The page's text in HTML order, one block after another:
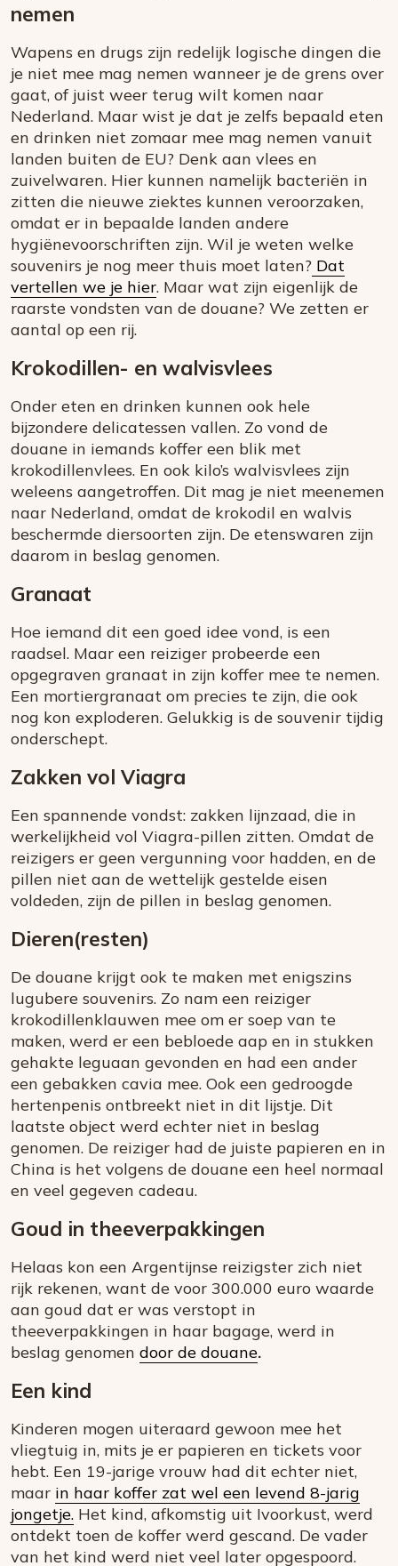
nemen
Wapens en drugs zijn redelijk logische dingen die
je niet mee mag nemen wanneer je de grens over
gaat, of juist weer terug wilt komen naar
Nederland. Maar wist je dat je zelfs bepaald eten
en drinken niet zomaar mee mag nemen vanuit
landen buiten de EU? Denk aan vlees en
zuivelwaren. Hier kunnen namelijk bacteriën in
zitten die nieuwe ziektes kunnen veroorzaken,
omdat er in bepaalde landen andere
hygiënevoorschriften zijn. Wil je weten welke
souvenirs je nog meer thuis moet laten? Dat
vertellen we je hier. Maar wat zijn eigenlijk de
raarste vondsten van de douane? We zetten er
aantal op een rij.
Krokodillen- en walvisvlees
Onder eten en drinken kunnen ook hele
bijzondere delicatessen vallen. Zo vond de
douane in iemands koffer een blik met
krokodillenvlees. En ook kilo’s walvisvlees zijn
weleens aangetroffen. Dit mag je niet meenemen
naar Nederland, omdat de krokodil en walvis
beschermde diersoorten zijn. De etenswaren zijn
daarom in beslag genomen.
Granaat
Hoe iemand dit een goed idee vond, is een
raadsel. Maar een reiziger probeerde een
opgegraven granaat in zijn koffer mee te nemen.
Een mortiergranaat om precies te zijn, die ook
nog kon exploderen. Gelukkig is de souvenir tijdig
onderschept.
Zakken vol Viagra
Een spannende vondst: zakken lijnzaad, die in
werkelijkheid vol Viagra-pillen zitten. Omdat de
reizigers er geen vergunning voor hadden, en de
pillen niet aan de wettelijk gestelde eisen
voldeden, zijn de pillen in beslag genomen.
Dieren(resten)
De douane krijgt ook te maken met enigszins
lugubere souvenirs. Zo nam een reiziger
krokodillenklauwen mee om er soep van te
maken, werd er een bebloede aap en in stukken
gehakte leguaan gevonden en had een ander
een gebakken cavia mee. Ook een gedroogde
hertenpenis ontbreekt niet in dit lijstje. Dit
laatste object werd echter niet in beslag
genomen. De reiziger had de juiste papieren en in
China is het volgens de douane een heel normaal
en veel gegeven cadeau.
Goud in theeverpakkingen
Helaas kon een Argentijnse reizigster zich niet
rijk rekenen, want de voor 300.000 euro waarde
aan goud dat er was verstopt in
theeverpakkingen in haar bagage, werd in
beslag genomen door de douane.
Een kind
Kinderen mogen uiteraard gewoon mee het
vliegtuig in, mits je er papieren en tickets voor
hebt. Een 19-jarige vrouw had dit echter niet,
maar in haar koffer zat wel een levend 8-jarig
jongetje. Het kind, afkomstig uit Ivoorkust, werd
ontdekt toen de koffer werd gescand. De vader
van het kind werd niet veel later opgespoord.